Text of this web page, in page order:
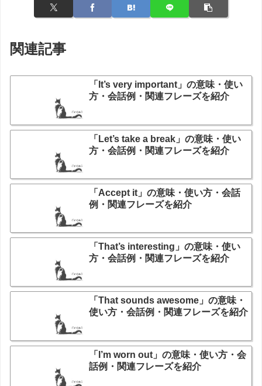
関連記事
「It’s very important」の意味・使い
方・会話例・関連フレーズを紹介
「Let’s take a break」の意味・使い
方・会話例・関連フレーズを紹介
「Accept it」の意味・使い方・会話
例・関連フレーズを紹介
「That’s interesting」の意味・使い
方・会話例・関連フレーズを紹介
「That sounds awesome」の意味・
使い方・会話例・関連フレーズを紹介
「I’m worn out」の意味・使い方・会
話例・関連フレーズを紹介